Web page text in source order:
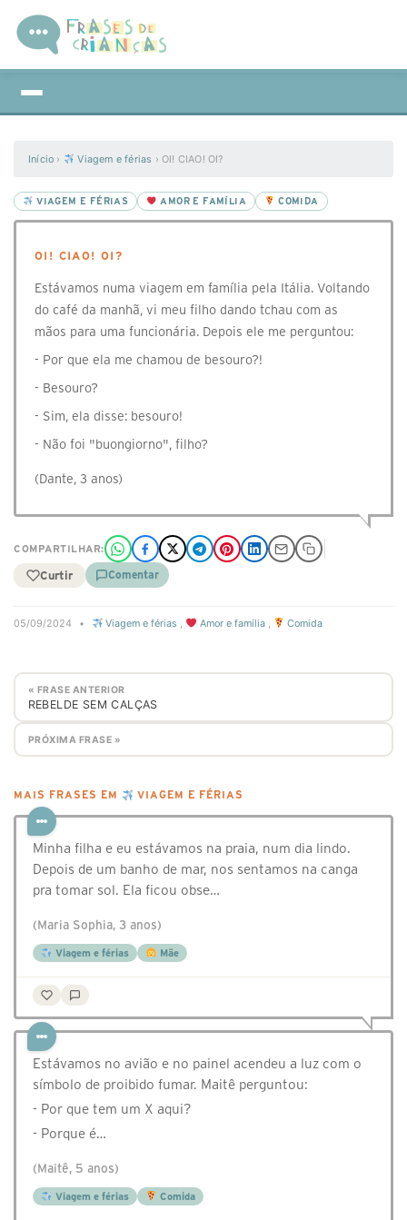
Início › Viagem e férias › OI! CIAO! OI?
VIAGEM E FÉRIAS AMOR E FAMÍLIA COMIDA
OI! CIAO! OI?
Estávamos numa viagem em família pela Itália. Voltando
do café da manhã, vi meu filho dando tchau com as
mãos para uma funcionária. Depois ele me perguntou:
- Por que ela me chamou de besouro?!
- Besouro?
- Sim, ela disse: besouro!
- Não foi "buongiorno", filho?
(Dante, 3 anos)
COMPARTILHAR:
Curtir Comentar
05/09/2024 • Viagem e férias , Amor e família, Comida
« FRASE ANTERIOR
REBELDE SEM CALÇAS
PRÓXIMA FRASE »
MAIS FRASES EM VIAGEM E FÉRIAS
Minha filha e eu estávamos na praia, num dia lindo.
Depois de um banho de mar, nos sentamos na canga
pra tomar sol. Ela ficou obse…
(Maria Sophia, 3 anos)
Viagem e férias Mãe
Estávamos no avião e no painel acendeu a luz com o
símbolo de proibido fumar. Maitê perguntou:
- Por que tem um X aqui?
- Porque é…
(Maitê, 5 anos)
Viagem e férias Comida